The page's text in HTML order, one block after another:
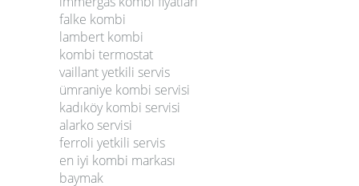
falke kombi
lambert kombi
kombi termostat
vaillant yetkili servis
ümraniye kombi servisi
kadıköy kombi servisi
alarko servisi
ferroli yetkili servis
en iyi kombi markası
baymak